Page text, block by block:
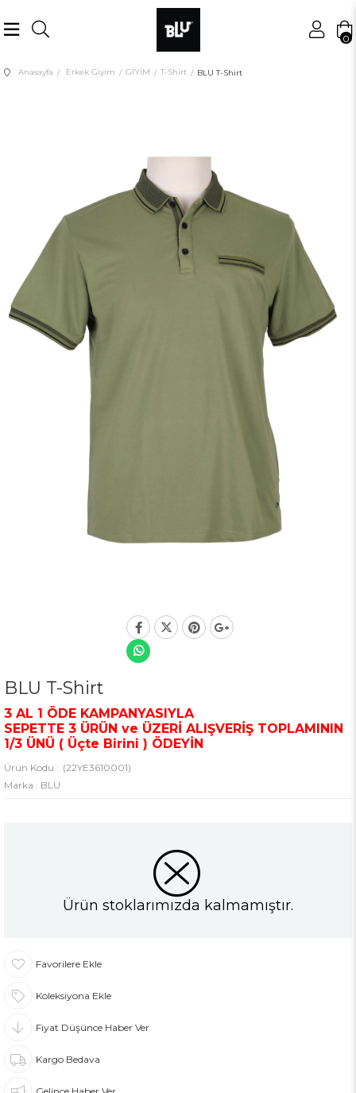
0
Anasayfa Erkek Giyim GİYİM T-Shirt BLU T-Shirt
BLU T-Shirt
3 AL 1 ÖDE KAMPANYASIYLA
SEPETTE 3 ÜRÜN ve ÜZERİ ALIŞVERİŞ TOPLAMININ
1/3 ÜNÜ ( Üçte Birini ) ÖDEYİN
(22YE3610001)
Marka : BLU
Ürün stoklarımızda kalmamıştır.
Favorilere Ekle
Koleksiyona Ekle
Fiyat Düşünce Haber Ver
Kargo Bedava